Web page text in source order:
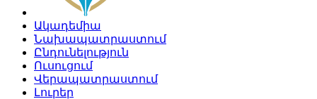
Ակադեմիա
Նախապատրաստում
Ընդունելություն
Ուսուցում
Վերապատրաստում
Լուրեր